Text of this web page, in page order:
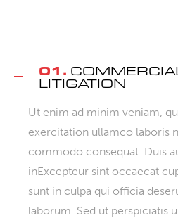
01.
LITIGATION
Ut enim ad minim veniam,
exercitation ullamco laboris
commodo consequat. Duis
inExcepteur sint occaecat
sunt in culpa qui officia
laborum. Sed ut perspiciatis